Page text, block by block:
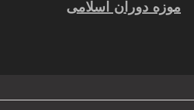
موزه دوران اسلامی